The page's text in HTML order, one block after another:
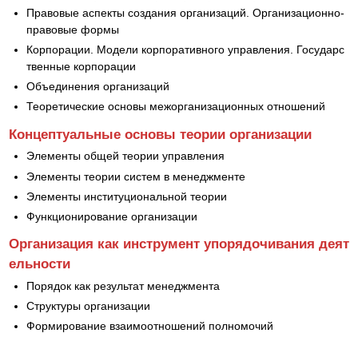
Правовые аспекты создания организаций. Организационно-
правовые формы
Корпорации. Модели корпоративного управления. Государс
твенные корпорации
Объединения организаций
Теоретические основы межорганизационных отношений
Концептуальные основы теории организации
Элементы общей теории управления
Элементы теории систем в менеджменте
Элементы институциональной теории
Функционирование организации
Организация как инструмент упорядочивания деят
ельности
Порядок как результат менеджмента
Структуры организации
Формирование взаимоотношений полномочий